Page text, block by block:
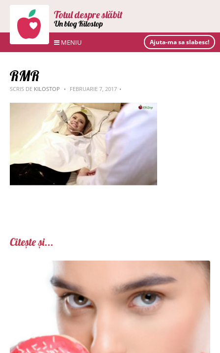
Totul despre slăbit
Un blog Kilostop
MENIU Ajuta-ma sa slabesc!
RMR
SCRIS DE KILOSTOP FEBRUARIE 7, 2017
Citește și...